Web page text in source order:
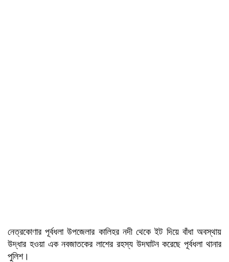
নেত্রকোণার পূর্বধলা উপজেলার কালিহর নদী থেকে ইট দিয়ে বাঁধা অবস্থায়
উদ্ধার হওয়া এক নবজাতকের লাশের রহস্য উদঘাটন করেছে পূর্বধলা থানার
পুলিশ।